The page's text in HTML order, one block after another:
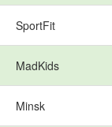
SportFit
MadKids
Minsk